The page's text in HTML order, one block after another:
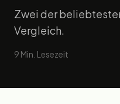
Zwei der
Vergleich.
9 Min. Lesezeit